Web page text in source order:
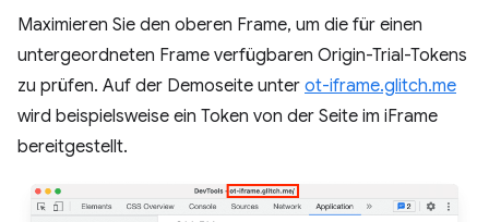
Maximieren Sie den oberen Frame, um die für einen
untergeordneten Frame verfügbaren Origin-Trial-Tokens
zu prüfen. Auf der Demoseite unter ot-iframe.glitch.me
wird beispielsweise ein Token von der Seite im iFrame
bereitgestellt.